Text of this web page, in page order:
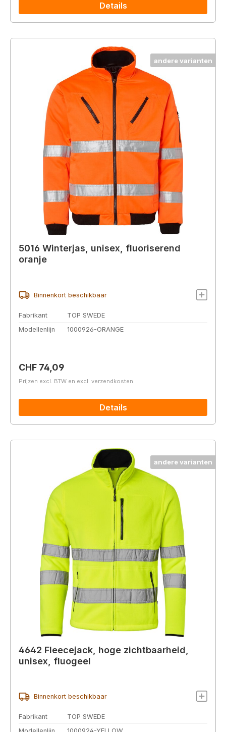
Details
andere varianten
5016 Winterjas, unisex, fluoriserend
oranje
Binnenkort beschikbaar
Fabrikant
TOP SWEDE
Modellenlijn
1000926-ORANGE
Normale prijs:
CHF 74,09
Prijzen excl. BTW en excl. verzendkosten
Details
andere varianten
4642 Fleecejack, hoge zichtbaarheid,
unisex, fluogeel
Binnenkort beschikbaar
Fabrikant
TOP SWEDE